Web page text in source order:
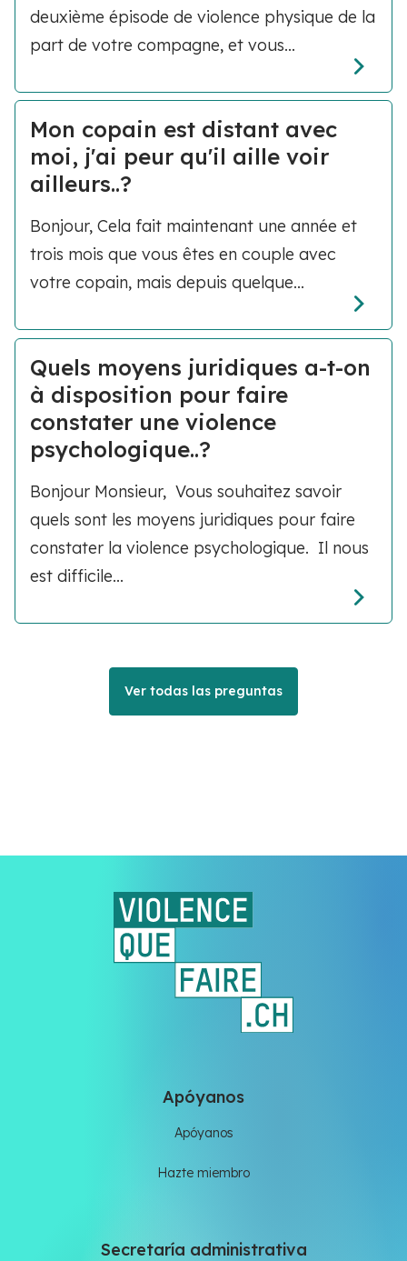
deuxième épisode de violence physique de la
part de votre compagne, et vous...
Mon copain est distant avec
moi, j'ai peur qu'il aille voir
ailleurs..?
Bonjour, Cela fait maintenant une année et
trois mois que vous êtes en couple avec
votre copain, mais depuis quelque...
Quels moyens juridiques a-t-on
à disposition pour faire
constater une violence
psychologique..?
Bonjour Monsieur, Vous souhaitez savoir
quels sont les moyens juridiques pour faire
constater la violence psychologique. Il nous
est difficile...
Ver todas las preguntas
Apóyanos
Apóyanos
Hazte miembro
Secretaría administrativa